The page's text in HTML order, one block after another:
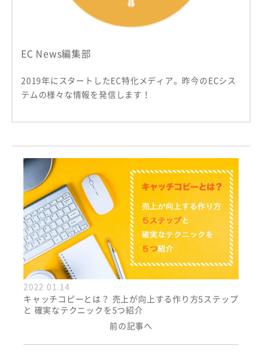
EC News編集部
2019年にスタートしたEC特化メディア。昨今のECシス
テムの様々な情報を発信します！
2022.01.14
キャッチコピーとは？ 売上が向上する作り方5ステップ
と 確実なテクニックを5つ紹介
前の記事へ